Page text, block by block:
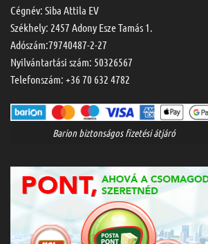
Cégnév: Siba Attila EV
Székhely: 2457 Adony Esze Tamás 1.
Adószám:79740487-2-27
Nyilvántartási szám: 50326567
Telefonszám: +36 70 632 4782
Barion biztonságos fizetési átjáró